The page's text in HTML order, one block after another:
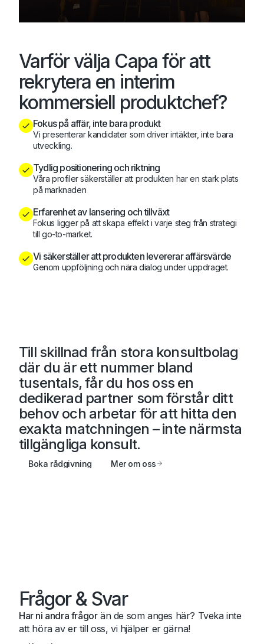
Varför välja Capa för att
rekrytera en interim
kommersiell produktchef?
Fokus på affär, inte bara produkt
Vi presenterar kandidater som driver intäkter, inte bara
utveckling.
Tydlig positionering och riktning
Våra profiler säkerställer att produkten har en stark plats
på marknaden
Erfarenhet av lansering och tillväxt
Fokus ligger på att skapa effekt i varje steg från strategi
till go-to-market.
Vi säkerställer att produkten levererar affärsvärde
Genom uppföljning och nära dialog under uppdraget.
Till skillnad från stora konsultbolag
där du är ett nummer bland
tusentals, får du hos oss en
dedikerad partner som förstår ditt
behov och arbetar för att hitta den
exakta matchningen – inte närmsta
tillgängliga konsult.
Boka rådgivning Mer om oss
Frågor & Svar
Har ni andra frågorän de som anges här? Tveka inte
att höra av er till oss, vi hjälper er gärna!